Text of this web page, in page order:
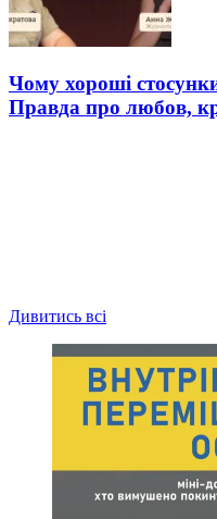
Чому хороші
Правда про любов,
Дивитись всі